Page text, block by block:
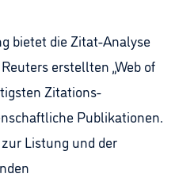
bietet die Zitat-Analyse
erstellten „Web of
Zitations-
Publikationen.
Listung und der